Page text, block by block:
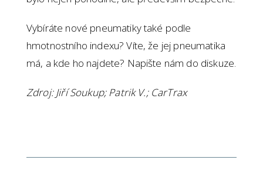
Vybíráte nové pneumatiky také podle
hmotnostního indexu? Víte, že jej pneumatika
má, a kde ho najdete? Napište nám do diskuze.
Zdroj: Jiří Soukup; Patrik V.; CarTrax